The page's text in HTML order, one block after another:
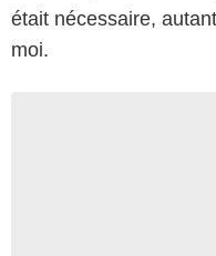
était nécessaire,
moi.